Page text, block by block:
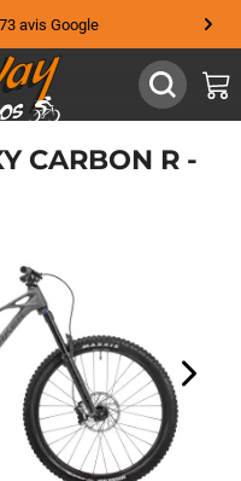
avis Google
CARBON R -